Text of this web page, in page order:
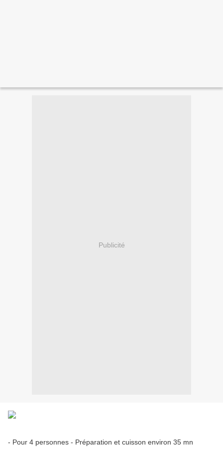
Publicité
- Pour 4 personnes - Préparation et cuisson environ 35 mn